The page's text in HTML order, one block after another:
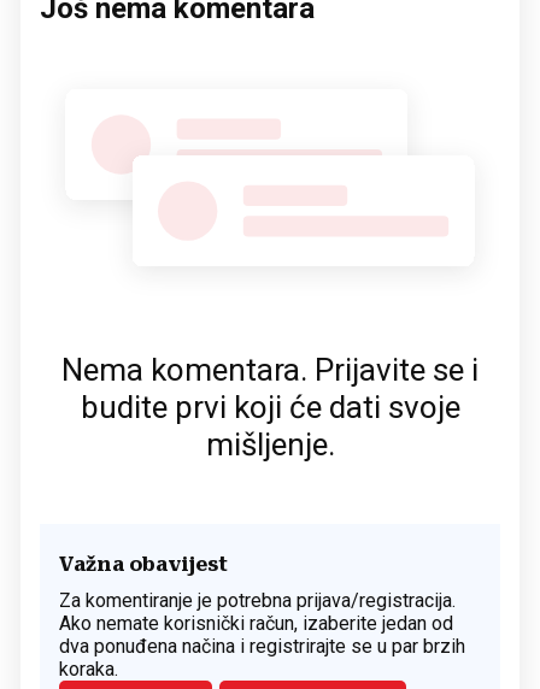
Još nema komentara
Nema komentara. Prijavite se i
budite prvi koji će dati svoje
mišljenje.
Važna obavijest
Za komentiranje je potrebna prijava/registracija.
Ako nemate korisnički račun, izaberite jedan od
dva ponuđena načina i registrirajte se u par brzih
koraka.